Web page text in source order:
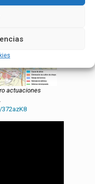
actuaciones